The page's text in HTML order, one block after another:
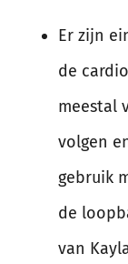
Er zijn
de
meestal
volgen
gebruik
de
van